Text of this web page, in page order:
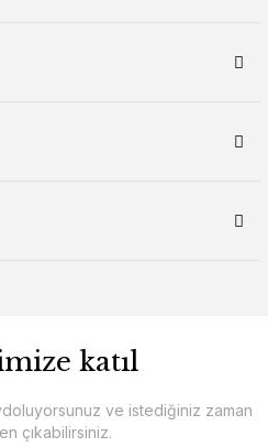
katıl
ve istediğiniz zaman
çıkabilirsiniz.